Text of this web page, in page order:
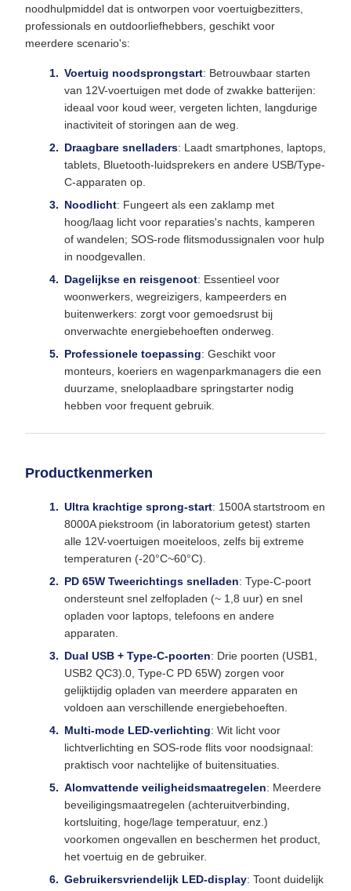
noodhulpmiddel dat is ontworpen voor voertuigbezitters,
professionals en outdoorliefhebbers, geschikt voor
meerdere scenario's:
Voertuig noodsprongstart: Betrouwbaar starten
van 12V-voertuigen met dode of zwakke batterijen:
ideaal voor koud weer, vergeten lichten, langdurige
inactiviteit of storingen aan de weg.
Draagbare snelladers: Laadt smartphones, laptops,
tablets, Bluetooth-luidsprekers en andere USB/Type-
C-apparaten op.
Noodlicht: Fungeert als een zaklamp met
hoog/laag licht voor reparaties's nachts, kamperen
of wandelen; SOS-rode flitsmodussignalen voor hulp
in noodgevallen.
Dagelijkse en reisgenoot: Essentieel voor
woonwerkers, wegreizigers, kampeerders en
buitenwerkers: zorgt voor gemoedsrust bij
onverwachte energiebehoeften onderweg.
Professionele toepassing: Geschikt voor
monteurs, koeriers en wagenparkmanagers die een
duurzame, sneloplaadbare springstarter nodig
hebben voor frequent gebruik.
Productkenmerken
Ultra krachtige sprong-start: 1500A startstroom en
8000A piekstroom (in laboratorium getest) starten
alle 12V-voertuigen moeiteloos, zelfs bij extreme
temperaturen (-20°C~60°C).
PD 65W Tweerichtings snelladen: Type-C-poort
ondersteunt snel zelfopladen (~ 1,8 uur) en snel
opladen voor laptops, telefoons en andere
apparaten.
Dual USB + Type-C-poorten: Drie poorten (USB1,
USB2 QC3).0, Type-C PD 65W) zorgen voor
gelijktijdig opladen van meerdere apparaten en
voldoen aan verschillende energiebehoeften.
Multi-mode LED-verlichting: Wit licht voor
lichtverlichting en SOS-rode flits voor noodsignaal:
praktisch voor nachtelijke of buitensituaties.
Alomvattende veiligheidsmaatregelen: Meerdere
beveiligingsmaatregelen (achteruitverbinding,
kortsluiting, hoge/lage temperatuur, enz.)
voorkomen ongevallen en beschermen het product,
het voertuig en de gebruiker.
Gebruikersvriendelijk LED-display: Toont duidelijk